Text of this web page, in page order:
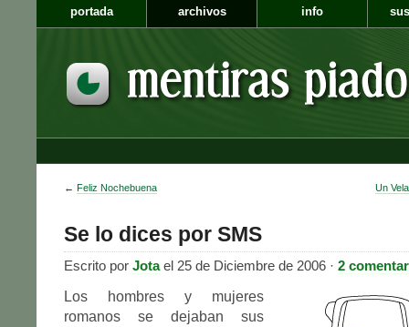
portada archivos info
← Feliz Nochebuena Un
Se lo dices por SMS
Escrito por Jotael 25 de Diciembre de 2006 · 2
Los hombres y mujeres
romanos se dejaban sus